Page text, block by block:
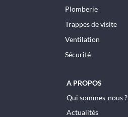
Plomberie
Trappes de visite
Ventilation
Sécurité
A PROPOS
Qui sommes-nous ?
Actualités